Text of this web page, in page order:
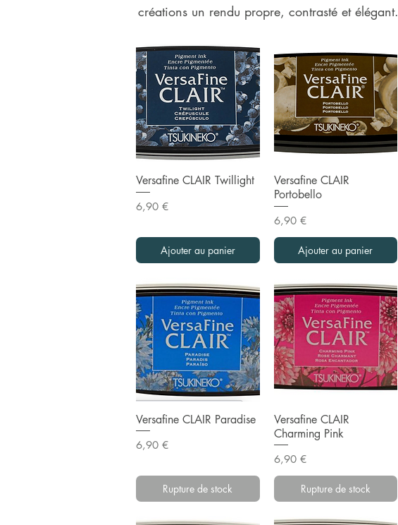
créations un rendu propre, contrasté et élégant.
Aperçu rapide
Versafine CLAIR Twillight
Prix
6,90 €
Ajouter au panier
Aperçu rapide
Versafine CLAIR
Portobello
Prix
6,90 €
Ajouter au panier
Aperçu rapide
Versafine CLAIR Paradise
Prix
6,90 €
Rupture de stock
Aperçu rapide
Versafine CLAIR
Charming Pink
Prix
6,90 €
Rupture de stock